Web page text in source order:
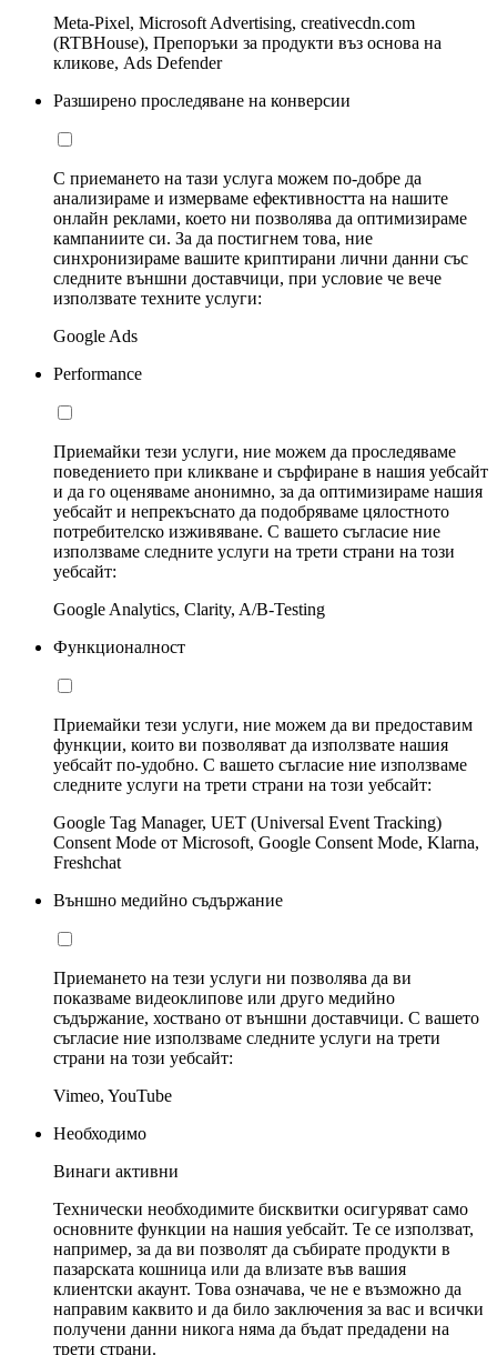
Meta-Pixel, Microsoft Advertising, creativecdn.com
(RTBHouse), Препоръки за продукти въз основа на
кликове, Ads Defender
Разширено проследяване на конверсии
С приемането на тази услуга можем по-добре да
анализираме и измерваме ефективността на нашите
онлайн реклами, което ни позволява да оптимизираме
кампаниите си. За да постигнем това, ние
синхронизираме вашите криптирани лични данни със
следните външни доставчици, при условие че вече
използвате техните услуги:
Google Ads
Performance
Приемайки тези услуги, ние можем да проследяваме
поведението при кликване и сърфиране в нашия уебсайт
и да го оценяваме анонимно, за да оптимизираме нашия
уебсайт и непрекъснато да подобряваме цялостното
потребителско изживяване. С вашето съгласие ние
използваме следните услуги на трети страни на този
уебсайт:
Google Analytics, Clarity, A/B-Testing
Функционалност
Приемайки тези услуги, ние можем да ви предоставим
функции, които ви позволяват да използвате нашия
уебсайт по-удобно. С вашето съгласие ние използваме
следните услуги на трети страни на този уебсайт:
Google Tag Manager, UET (Universal Event Tracking)
Consent Mode от Microsoft, Google Consent Mode, Klarna,
Freshchat
Външно медийно съдържание
Приемането на тези услуги ни позволява да ви
показваме видеоклипове или друго медийно
съдържание, хоствано от външни доставчици. С вашето
съгласие ние използваме следните услуги на трети
страни на този уебсайт:
Vimeo, YouTube
Необходимо
Винаги активни
Технически необходимите бисквитки осигуряват само
основните функции на нашия уебсайт. Те се използват,
например, за да ви позволят да събирате продукти в
пазарската кошница или да влизате във вашия
клиентски акаунт. Това означава, че не е възможно да
направим каквито и да било заключения за вас и всички
получени данни никога няма да бъдат предадени на
трети страни.